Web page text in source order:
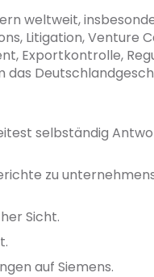
weltweit,
Litigation, Venture
Exportkontrolle,
das
selbständig
zu
Sicht.
auf Siemens.